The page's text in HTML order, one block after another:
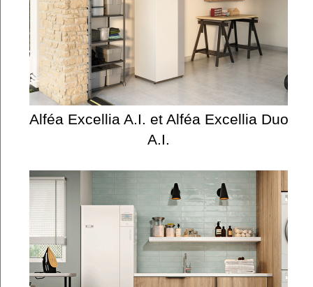
Alféa Excellia A.I. et Alféa Excellia Duo
A.I.